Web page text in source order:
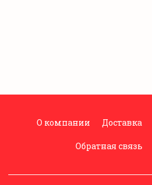
О компании Доставка
Обратная связь